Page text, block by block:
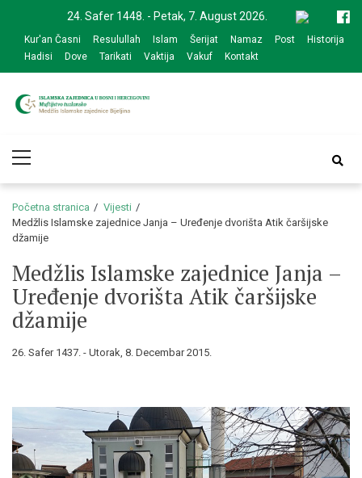
navigation
content
24. Safer 1448. - Petak, 7. August 2026.
Kur'an Časni Resulullah Islam Šerijat Namaz Post
Historija
Hadisi
Dove Tarikati Vaktija Vakuf Kontakt
zajednice Bijeljina
Menu
Početna stranica
Vijesti
Medžlis Islamske zajednice Janja – Uređenje dvorišta Atik čaršijske
džamije
Medžlis Islamske zajednice Janja –
Uređenje dvorišta Atik čaršijske
džamije
26. Safer 1437. - Utorak, 8. Decembar 2015.